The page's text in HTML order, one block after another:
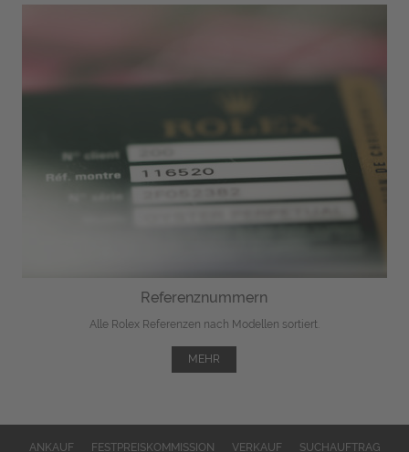
Referenznummern
Alle Rolex Referenzen nach Modellen sortiert.
MEHR
ANKAUF FESTPREISKOMMISSION VERKAUF
SUCHAUFTRAG